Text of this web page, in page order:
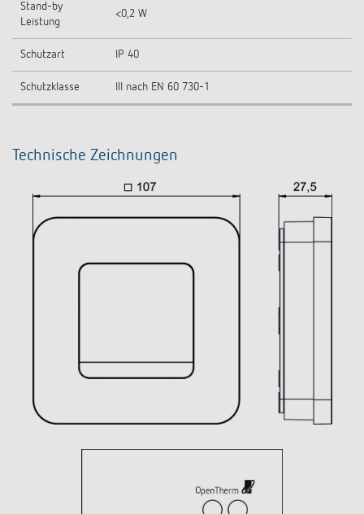
Stand-by
Leistung
<0,2 W
Schutzart IP 40
Schutzklasse III nach EN 60 730-1
Technische Zeichnungen